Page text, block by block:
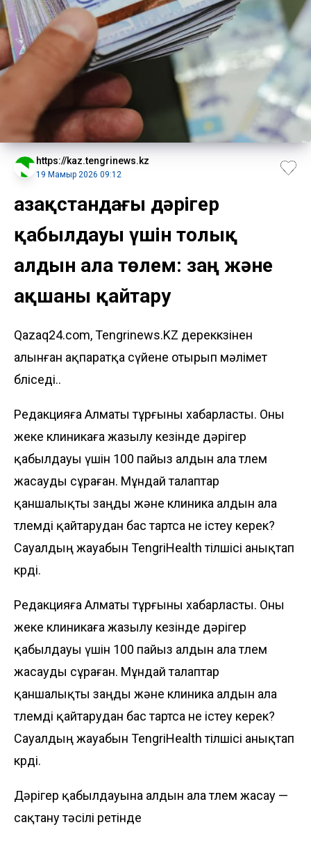
https://kaz.tengrinews.kz
19 Мамыр 2026 09:12
Қазақстандағы дәрігер
қабылдауы үшін толық
алдын ала төлем: заң және
ақшаны қайтару
Qazaq24.com, Tengrinews.KZ дереккөзінен
алынған ақпаратқа сүйене отырып мәлімет
бөліседі..
Редакцияға Алматы тұрғыны хабарласты. Оны
жеке клиникаға жазылу кезінде дәрігер
қабылдауы үшін 100 пайыз алдын ала төлем
жасауды сұраған. Мұндай талаптар
қаншалықты заңды және клиника алдын ала
төлемді қайтарудан бас тартса не істеу керек?
Сауалдың жауабын TengriHealthтілшісі анықтап
көрді.
Редакцияға Алматы тұрғыны хабарласты. Оны
жеке клиникаға жазылу кезінде дәрігер
қабылдауы үшін 100 пайыз алдын ала төлем
жасауды сұраған. Мұндай талаптар
қаншалықты заңды және клиника алдын ала
төлемді қайтарудан бас тартса не істеу керек?
Сауалдың жауабын TengriHealthтілшісі анықтап
көрді.
Дәрігер қабылдауына алдын ала төлем жасау —
сақтану тәсілі ретінде